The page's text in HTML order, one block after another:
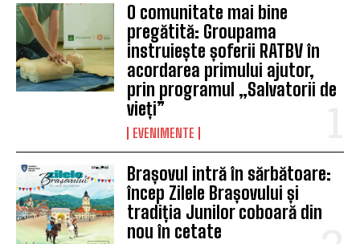
O comunitate mai bine
pregătită: Groupama
instruiește șoferii RATBV în
acordarea primului ajutor,
prin programul „Salvatorii de
vieți”
EVENIMENTE
Brașovul intră în sărbătoare:
încep Zilele Brașovului și
tradiția Junilor coboară din
nou în cetate